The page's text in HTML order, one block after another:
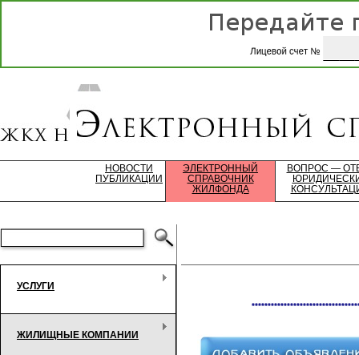
НОВОСТИ
ПУБЛИКАЦИИ
ЭЛЕКТРОННЫЙ
СПРАВОЧНИК
ЖИЛФОНДА
ВОПРОС —
УСЛУГИ
ЖИЛИЩНЫЕ КОМПАНИИ